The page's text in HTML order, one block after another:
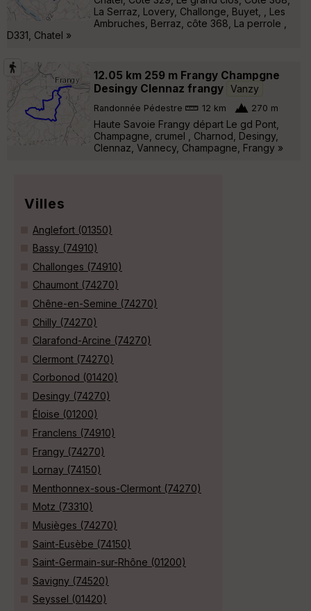
La Serraz, Lovery, Challonge, Buyet, , Les
Ambruches, Berraz, côte 368, La perrole ,
D331, Chatel »
12.05 km 259 m Frangy Champgne
Desingy Clennaz frangy Vanzy
Randonnée Pédestre 12 km 270 m
Haute Savoie Frangy départ Le gd Pont,
Champagne, crumel , Charnod, Desingy,
Clennaz, Vannecy, Champagne, Frangy »
Villes
Anglefort (01350)
Bassy (74910)
Challonges (74910)
Chaumont (74270)
Chêne-en-Semine (74270)
Chilly (74270)
Clarafond-Arcine (74270)
Clermont (74270)
Corbonod (01420)
Desingy (74270)
Éloise (01200)
Franclens (74910)
Frangy (74270)
Lornay (74150)
Menthonnex-sous-Clermont (74270)
Motz (73310)
Musièges (74270)
Saint-Eusèbe (74150)
Saint-Germain-sur-Rhône (01200)
Savigny (74520)
Seyssel (01420)